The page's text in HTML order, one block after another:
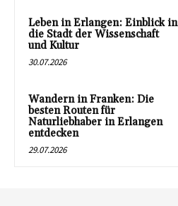
Leben in Erlangen: Einblick in
die Stadt der Wissenschaft
und Kultur
30.07.2026
Wandern in Franken: Die
besten Routen für
Naturliebhaber in Erlangen
entdecken
29.07.2026